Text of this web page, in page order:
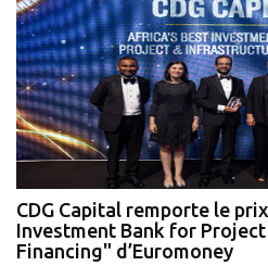
CDG Capital remporte le
Investment Bank for
Financing" d’Euromoney